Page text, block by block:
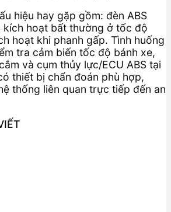
hiệu hay gặp gồm: đèn ABS
kích hoạt bất thường ở tốc độ
hoạt khi phanh gấp. Tình huống
tra cảm biến tốc độ bánh xe,
và cụm thủy lực/ECU ABS tại
thiết bị chẩn đoán phù hợp,
thống liên quan trực tiếp đến an